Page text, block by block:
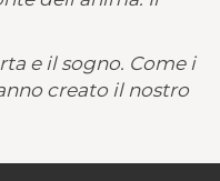
e il sogno. Come i
creato il nostro